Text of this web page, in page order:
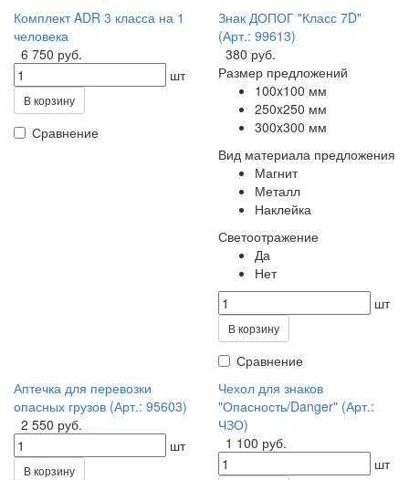
Комплект ADR 3 класса на 1
человека
6 750 руб.
шт
В корзину
Сравнение
Знак ДОПОГ "Класс 7D"
(Арт.: 99613)
380 руб.
Размер предложений
100x100 мм
250x250 мм
300x300 мм
Вид материала предложения
Магнит
Металл
Наклейка
Светоотражение
Да
Нет
шт
В корзину
Сравнение
Аптечка для перевозки
опасных грузов (Арт.: 95603)
2 550 руб.
шт
В корзину
Чехол для знаков
"Опасность/Danger" (Арт.:
ЧЗО)
1 100 руб.
шт